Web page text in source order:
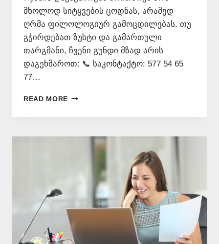
მხოლოდ სიტყვების ცოდნას, არამედ
ღრმა ფილოლოგიურ გამოცდილებას. თუ
გჭირდებათ ზუსტი და გამართული
თარგმანი, ჩვენი გუნდი მზად არის
დაგეხმაროთ: 📞 საკონტაქტო: 577 54 65
77…
READ MORE ᲩᲘᲜᲣᲠᲐᲓ
ᲗᲐᲠᲒᲛᲜᲐ
54